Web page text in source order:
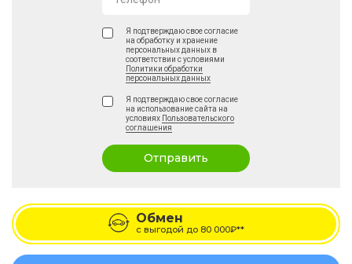
Я подтверждаю свое согласие
на обработку и хранение
персональных данных в
соответствии с условиями
Политики обработки
персональных данных
Я подтверждаю свое согласие
на использование сайта на
условиях Пользовательского
соглашения
Отправить
Обмен
с выгодой до 80 000₽**